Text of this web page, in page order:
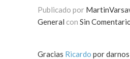
Publicado por
General con Sin
Gracias Ricardo por darnos la idea de llamar